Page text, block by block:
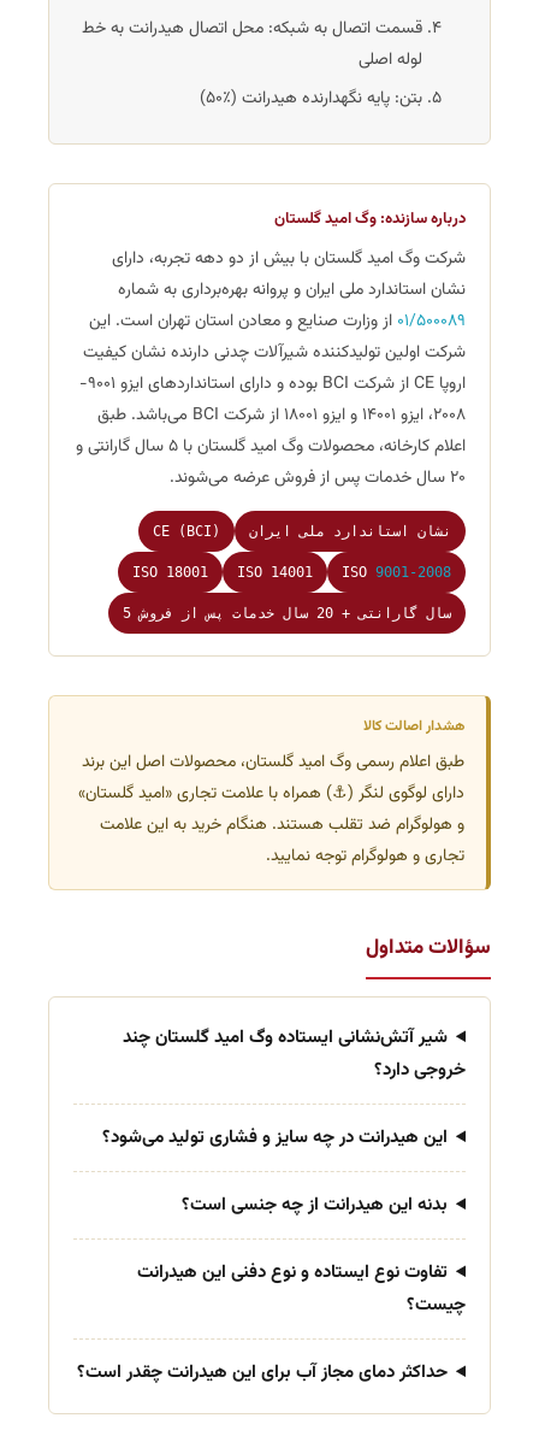
قسمت اتصال به شبکه: محل اتصال هیدرانت به خط
لوله اصلی
بتن: پایه نگهدارنده هیدرانت (٪50)
درباره سازنده: وگ امید گلستان
شرکت وگ امید گلستان با بیش از دو دهه تجربه، دارای
نشان استاندارد ملی ایران و پروانه بهره‌برداری به شماره
01/500089 از وزارت صنایع و معادن استان تهران است. این
شرکت اولین تولیدکننده شیرآلات چدنی دارنده نشان کیفیت
اروپا CE از شرکت BCI بوده و دارای استانداردهای ایزو 9001-
2008، ایزو 14001 و ایزو 18001 از شرکت BCI می‌باشد. طبق
اعلام کارخانه، محصولات وگ امید گلستان با ۵ سال گارانتی و
۲۰ سال خدمات پس از فروش عرضه می‌شوند.
نشان استاندارد ملی ایران CE (BCI)
ISO 9001-2008
ISO 14001
ISO 18001
5 سال گارانتی + 20 سال خدمات پس از فروش
هشدار اصالت کالا
طبق اعلام رسمی وگ امید گلستان، محصولات اصل این برند
دارای لوگوی لنگر (⚓) همراه با علامت تجاری «امید گلستان»
و هولوگرام ضد تقلب هستند. هنگام خرید به این علامت
تجاری و هولوگرام توجه نمایید.
سؤالات متداول
شیر آتش‌نشانی ایستاده وگ امید گلستان چند
خروجی دارد؟
این هیدرانت در چه سایز و فشاری تولید می‌شود؟
بدنه این هیدرانت از چه جنسی است؟
تفاوت نوع ایستاده و نوع دفنی این هیدرانت
چیست؟
حداکثر دمای مجاز آب برای این هیدرانت چقدر است؟